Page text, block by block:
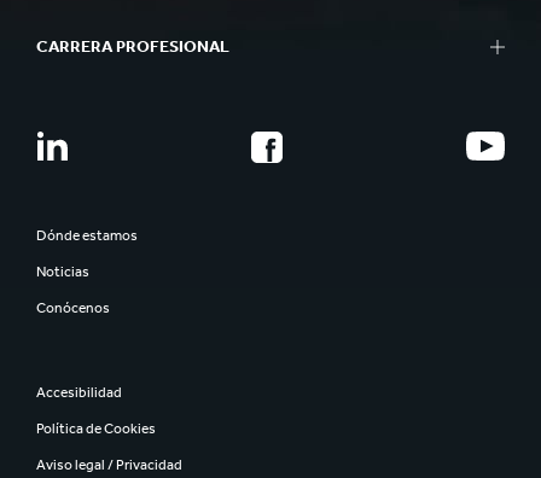
CARRERA PROFESIONAL
Dónde estamos
Noticias
Conócenos
Accesibilidad
Política de Cookies
Aviso legal / Privacidad